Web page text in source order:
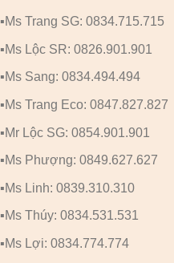
▪️Ms Trang SG: 0834.715.715
▪️Ms Lộc SR: 0826.901.901
▪️Ms Sang: 0834.494.494
▪️Ms Trang Eco: 0847.827.827
▪️Mr Lộc SG: 0854.901.901
▪️Ms Phượng: 0849.627.627
▪️Ms Linh: 0839.310.310
▪️Ms Thúy: 0834.531.531
▪️Ms Lợi: 0834.774.774